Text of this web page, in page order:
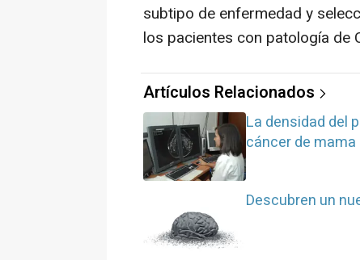
subtipo de enfermedad y
los pacientes con patología de
Artículos Relacionados
La densidad del
cáncer de mama
Descubren un